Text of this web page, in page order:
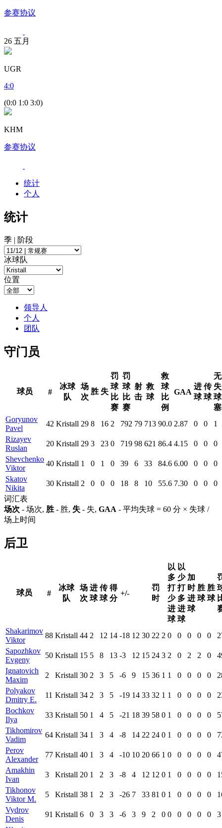
参赛协议
26 五月
UGR
4:0
(0:0 1:0 3:0)
KHM
参赛协议
统计
个人
统计
季 | 阶段
冰球队
位置
领导人
个人
团队
守门员
球员 #
冰球
队
场
次
胜 失
罚
球
比
赛
罚
球
比
赛
射
击
救
球
救
球
比
例
GAA
进
球
传
球
无
失
球
塞
Goryunov
Pavel
42 Kristall 29 8 16 2 792 79 713 90.0 2.87 0 0
1
Rizayev
Ruslan
20 Kristall 29 3 23 0 719 98 621 86.4 4.15 0 0
0
Shevchenko
Viktor
40 Kristall 1 0 1 0 39 6 33 84.6 6.00 0 0
0
Skatov
Nikita
30 Kristall 2 0 0 0 18 8 10 55.6 7.30 0 0
0
词汇表
场次 - 场次, 胜 - 胜, 失 - 失, GAA - 平均失球 = 60 分 × 失球 /
场上时间
后卫
球员 #
冰球
队
场
次
进
球
传
球
得
分
+/-
罚
时
以
多
打
少
进
球
以
少
打
多
进
球
加
时
进
球
胜
球
胜
球
Shakarimov
Viktor
88 Kristall 44 2 12 14 -18 12 30 22 2 0 0 0 0 0
Sapozhkov
Evgeny
50 Kristall 15 5 8 13 -3 12 15 24 3 2 0 2 2 0
Ignatovich
Maxim
2 Kristall 30 2 3 5 -6 9 15 36 1 1 0 0 0 0
Polyakov
Dmitry E.
11 Kristall 34 2 3 5 -19 14 33 32 1 1 0 0 0 0
Bochkov
Ilya
33 Kristall 50 1 4 5 -21 18 39 58 0 1 0 0 0 0
Tikhomirov
Vadim
64 Kristall 34 1 3 4 -8 14 22 24 0 1 0 0 0 0
Perov
Alexander
77 Kristall 40 1 3 4 -10 10 20 66 1 0 0 0 0 0
Amakhin
Ivan
3 Kristall 20 1 2 3 -8 4 12 12 0 1 0 0 0 0
Tikhonov
Viktor M.
5 Kristall 38 1 2 3 -26 7 33 81 0 1 0 0 0 0
Vydrov
Denis
91 Kristall 6 0 3 3 -6 3 9 2 0 0 0 0 0 0
3